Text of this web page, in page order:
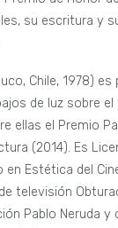
su escritura y
Chile, 1978)
de luz sobre
el Premio
(2014). Es
Estética del
televisión
Pablo Neruda